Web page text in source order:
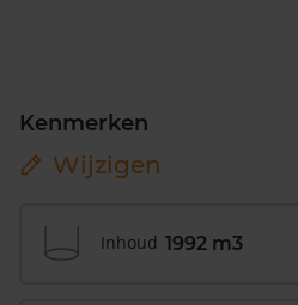
Kenmerken
Wijzigen
Inhoud 1992 m3